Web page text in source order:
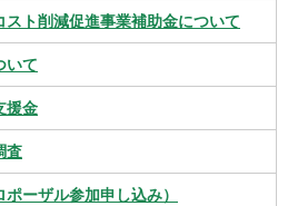
ト削減促進事業補助金について
いて
援金
査
ーザル参加申し込み）